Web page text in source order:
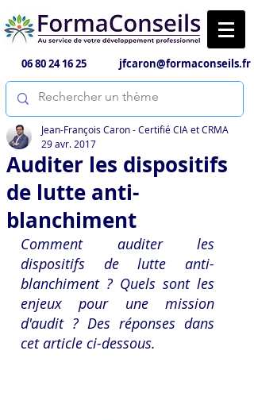
06 80 24 16 25 jfcaron@formaconseils.fr
Auditer les dispositifs
de lutte anti-
blanchiment
Jean-François Caron - Certifié CIA et CRMA
29 avr. 2017
Comment auditer les
dispositifs de lutte anti-
blanchiment ? Quels sont les
enjeux pour une mission
d'audit ? Des réponses dans
cet article ci-dessous.